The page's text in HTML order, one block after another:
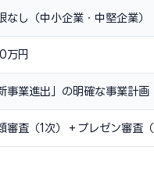
なし（中小企業・中堅企業）
万円
事業進出」の明確な事業計画
審査（1次）＋プレゼン審査（